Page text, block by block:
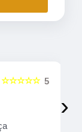
5
☆☆☆☆☆
›